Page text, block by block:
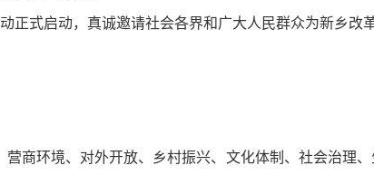
式启动，真诚邀请社会各界和广大人民群众为新乡改
商环境、对外开放、乡村振兴、文化体制、社会治理